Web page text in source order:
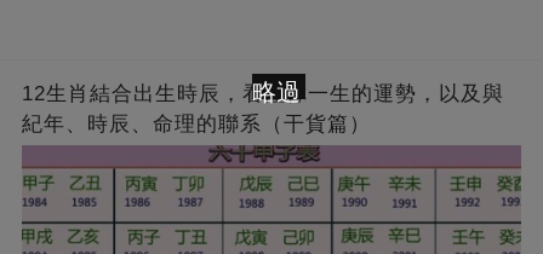
12生肖結合出生時辰，看懂你一生的運勢，以及與
紀年、時辰、命理的聯系（干貨篇）
略過